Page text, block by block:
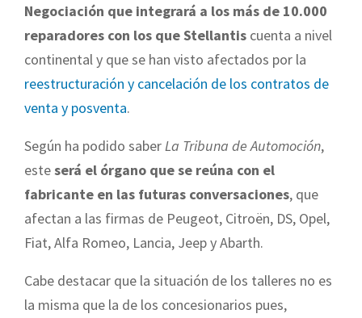
Negociación que integrará a los más de 10.000
reparadores con los que Stellantis cuenta a nivel
continental y que se han visto afectados por la
reestructuración y cancelación de los contratos de
venta y posventa.
Según ha podido saberLa Tribuna de Automoción,
esteserá el órgano que se reúna con el
fabricante en las futuras conversaciones, que
afectan a las firmas de Peugeot, Citroën, DS, Opel,
Fiat, Alfa Romeo, Lancia, Jeep y Abarth.
Cabe destacar que la situación de los talleres no es
la misma que la de los concesionarios pues,